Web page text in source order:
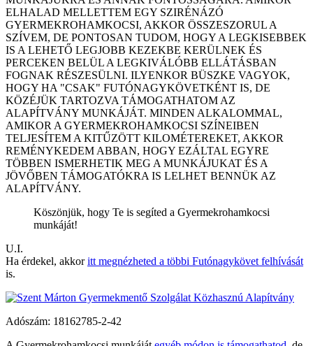
ELHALAD MELLETTEM EGY SZIRÉNÁZÓ
GYERMEKROHAMKOCSI, AKKOR ÖSSZESZORUL A
SZÍVEM, DE PONTOSAN TUDOM, HOGY A LEGKISEBBEK
IS A LEHETŐ LEGJOBB KEZEKBE KERÜLNEK ÉS
PERCEKEN BELÜL A LEGKIVÁLÓBB ELLÁTÁSBAN
FOGNAK RÉSZESÜLNI. ILYENKOR BÜSZKE VAGYOK,
HOGY HA "CSAK" FUTÓNAGYKÖVETKÉNT IS, DE
KÖZÉJÜK TARTOZVA TÁMOGATHATOM AZ
ALAPÍTVÁNY MUNKÁJÁT. MINDEN ALKALOMMAL,
AMIKOR A GYERMEKROHAMKOCSI SZÍNEIBEN
TELJESÍTEM A KITŰZÖTT KILOMÉTEREKET, AKKOR
REMÉNYKEDEM ABBAN, HOGY EZÁLTAL EGYRE
TÖBBEN ISMERHETIK MEG A MUNKÁJUKAT ÉS A
JÖVŐBEN TÁMOGATÓKRA IS LELHET BENNÜK AZ
ALAPÍTVÁNY.
Köszönjük, hogy Te is segíted a Gyermek­roham­kocsi
munkáját!
U.I.
Ha érdekel, akkoritt megnézheted a többi Futónagykövet felhívását
is.
Adószám: 18162785-2-42